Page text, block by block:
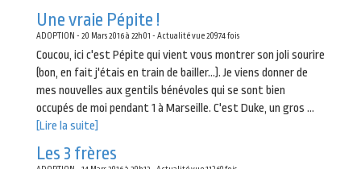
Une vraie Pépite !
ADOPTION - 20 Mars 2016 à 22h01 - Actualité vue 20974 fois
Coucou, ici c'est Pépite qui vient vous montrer son joli sourire
(bon, en fait j'étais en train de bailler...). Je viens donner de
mes nouvelles aux gentils bénévoles qui se sont bien
occupés de moi pendant 1 à Marseille. C'est Duke, un gros ...
[Lire la suite]
Les 3 frères